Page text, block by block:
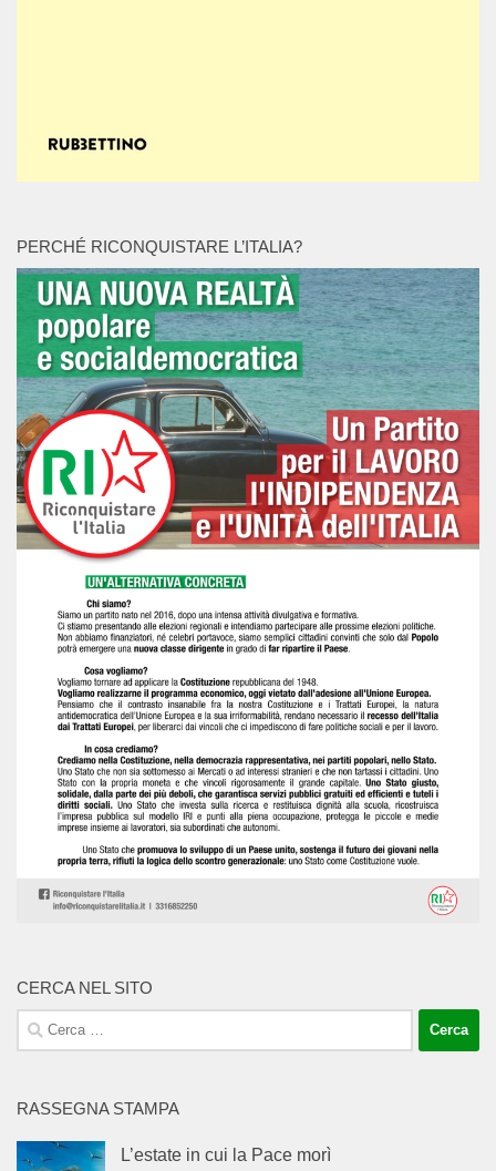
PERCHÉ RICONQUISTARE L’ITALIA?
CERCA NEL SITO
Ricerca
per:
RASSEGNA STAMPA
L’estate in cui la Pace morì